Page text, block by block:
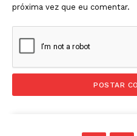
próxima vez que eu comentar.